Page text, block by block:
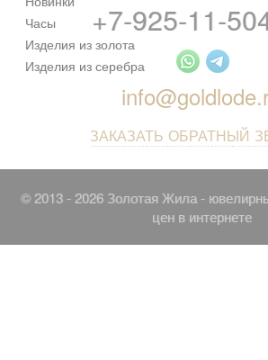
Часы
Изделия из золота
Изделия из серебра
+7-925-11-
ЗАКАЗАТЬ ОБРАТНЫЙ
© 2013 - 2026 Золотая Жила -
цен в интернете